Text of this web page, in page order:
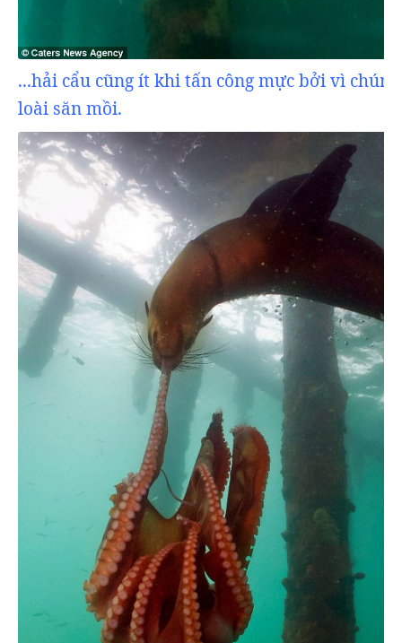
...hải cẩu cũng ít khi tấn công mực bởi vì
loài săn mồi.